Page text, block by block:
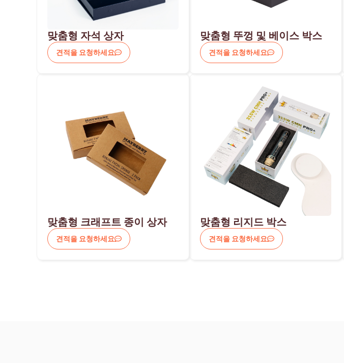
맞춤형 자석 상자
견적을 요청하세요
맞춤형 뚜껑 및 베이스 박스
견적을 요청하세요
맞춤형 크래프트 종이 상자
견적을 요청하세요
맞춤형 리지드 박스
견적을 요청하세요